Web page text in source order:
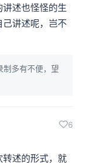
述也怪怪的生
讲述呢，岂不
制多有不便，望
6
述的形式，就